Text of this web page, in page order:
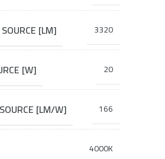
[LM] 3320
[W] 20
[LM/W] 166
4000K